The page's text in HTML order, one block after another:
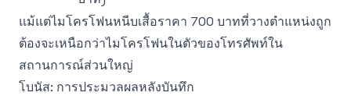
แม้แต่ไมโครโฟนหนีบเสื้อราคา 700 บาทที่วางตำแหน่งถูก
ต้องจะเหนือกว่าไมโครโฟนในตัวของโทรศัพท์ใน
สถานการณ์ส่วนใหญ่
โบนัส: การประมวลผลหลังบันทึก